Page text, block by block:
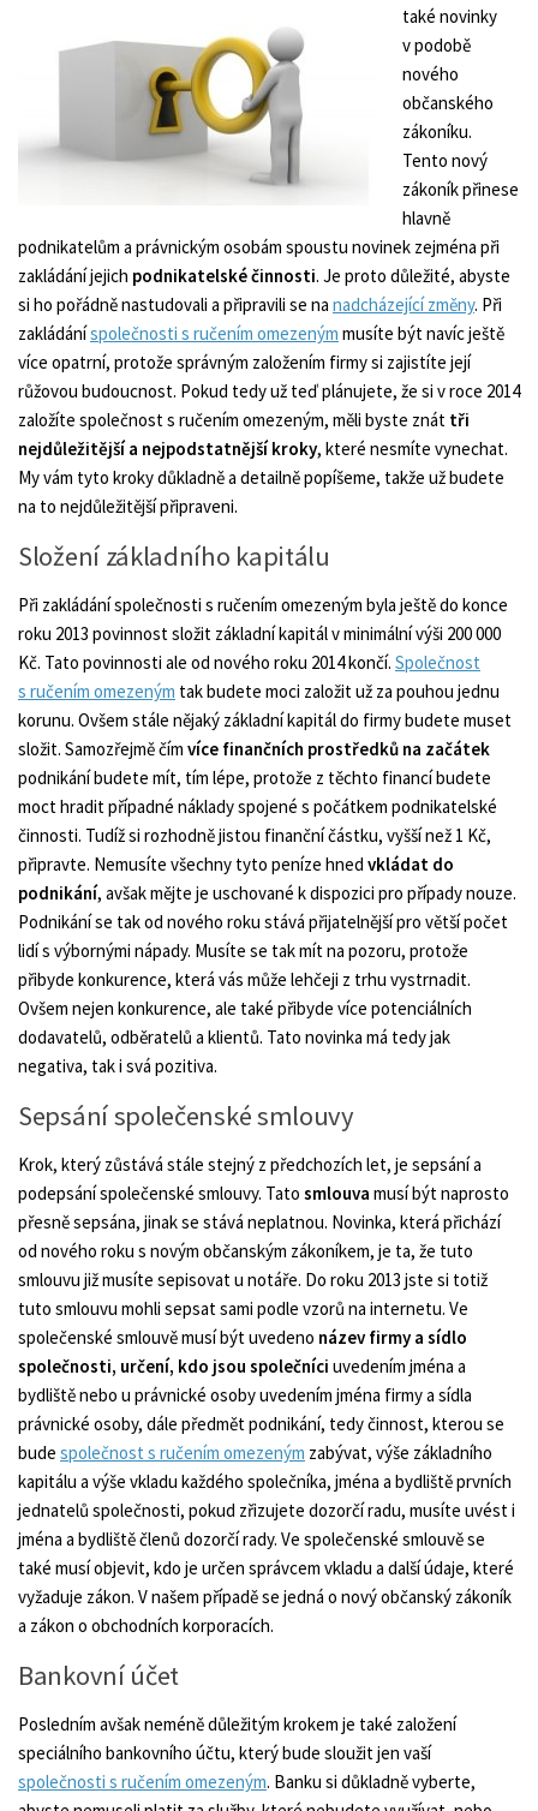
také novinky
v podobě
nového
občanského
zákoníku.
Tento nový
zákoník přinese
hlavně
podnikatelům a právnickým osobám spoustu novinek zejména při
zakládání jejich podnikatelské činnosti. Je proto důležité, abyste
si ho pořádně nastudovali a připravili se na nadcházející změny. Při
zakládáníspolečnosti s ručením omezeným musíte být navíc ještě
více opatrní, protože správným založením firmy si zajistíte její
růžovou budoucnost. Pokud tedy už teď plánujete, že si v roce 2014
založíte společnost s ručením omezeným, měli byste znát tři
nejdůležitější a nejpodstatnější kroky, které nesmíte vynechat.
My vám tyto kroky důkladně a detailně popíšeme, takže už budete
na to nejdůležitější připraveni.
Složení základního kapitálu
Při zakládání společnosti s ručením omezeným byla ještě do konce
roku 2013 povinnost složit základní kapitál v minimální výši 200 000
Kč. Tato povinnosti ale od nového roku 2014 končí. Společnost
s ručením omezeným tak budete moci založit už za pouhou jednu
korunu. Ovšem stále nějaký základní kapitál do firmy budete muset
složit. Samozřejmě čím více finančních prostředků na začátek
podnikání budete mít, tím lépe, protože z těchto financí budete
moct hradit případné náklady spojené s počátkem podnikatelské
činnosti. Tudíž si rozhodně jistou finanční částku, vyšší než 1 Kč,
připravte. Nemusíte všechny tyto peníze hned vkládat do
podnikání, avšak mějte je uschované k dispozici pro případy nouze.
Podnikání se tak od nového roku stává přijatelnější pro větší počet
lidí s výbornými nápady. Musíte se tak mít na pozoru, protože
přibyde konkurence, která vás může lehčeji z trhu vystrnadit.
Ovšem nejen konkurence, ale také přibyde více potenciálních
dodavatelů, odběratelů a klientů. Tato novinka má tedy jak
negativa, tak i svá pozitiva.
Sepsání společenské smlouvy
Krok, který zůstává stále stejný z předchozích let, je sepsání a
podepsání společenské smlouvy. Tato smlouva musí být naprosto
přesně sepsána, jinak se stává neplatnou. Novinka, která přichází
od nového roku s novým občanským zákoníkem, je ta, že tuto
smlouvu již musíte sepisovat u notáře. Do roku 2013 jste si totiž
tuto smlouvu mohli sepsat sami podle vzorů na internetu. Ve
společenské smlouvě musí být uvedeno název firmy a sídlo
společnosti, určení, kdo jsou společníci uvedením jména a
bydliště nebo u právnické osoby uvedením jména firmy a sídla
právnické osoby, dále předmět podnikání, tedy činnost, kterou se
bude společnost s ručením omezeným zabývat, výše základního
kapitálu a výše vkladu každého společníka, jména a bydliště prvních
jednatelů společnosti, pokud zřizujete dozorčí radu, musíte uvést i
jména a bydliště členů dozorčí rady. Ve společenské smlouvě se
také musí objevit, kdo je určen správcem vkladu a další údaje, které
vyžaduje zákon. V našem případě se jedná o nový občanský zákoník
a zákon o obchodních korporacích.
Bankovní účet
Posledním avšak neméně důležitým krokem je také založení
speciálního bankovního účtu, který bude sloužit jen vaší
společnosti s ručením omezeným. Banku si důkladně vyberte,